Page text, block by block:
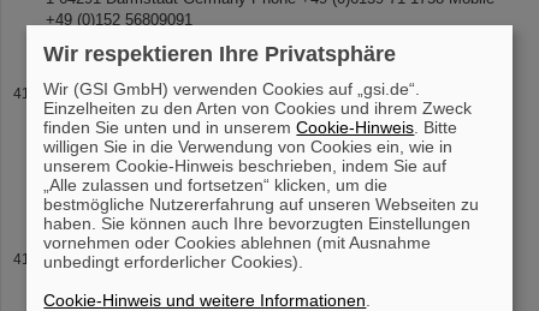
+49 (0)152 56809091
Weitere interessante Dokumente
Weitere Dokumente zur Vorlesung Skript zum Kurs an
Beschleuniger Schule JUAS: Beam Instrumentation and
Diagnostics, JUAS 2022 [pdf] Broschüre zu Beschleunigern:
Beschleuniger für Teilchen, Wissen und
Vorlesung Universität Frankfurt WS 2022-23
Wir respektieren Ihre Privatsphäre
Wir (GSI GmbH) verwenden Cookies auf „gsi.de“.
Einzelheiten zu den Arten von Cookies und ihrem Zweck
finden Sie unten und in unseremCookie-Hinweis . Bitte
willigen Sie in die Verwendung von Cookies ein, wie in
unserem Cookie-Hinweis beschrieben, indem Sie auf
„Alle zulassen und fortsetzen“ klicken, um die
bestmögliche Nutzererfahrung auf unseren Webseiten zu
haben. Sie können auch Ihre bevorzugten Einstellungen
vornehmen oder Cookies ablehnen (mit Ausnahme
unbedingt erforderlicher Cookies).
Cookie-Hinweis und weitere Informationen